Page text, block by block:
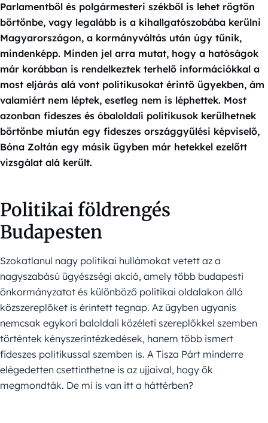
Parlamentből és polgármesteri székből is lehet rögtön
börtönbe, vagy legalább is a kihallgatószobába kerülni
Magyarországon, a kormányváltás után úgy tűnik,
mindenképp. Minden jel arra mutat, hogy a hatóságok
már korábban is rendelkeztek terhelő információkkal a
most eljárás alá vont politikusokat érintő ügyekben, ám
valamiért nem léptek, esetleg nem is léphettek. Most
azonban fideszes és óbaloldali politikusok kerülhetnek
börtönbe miután egy fideszes országgyűlési képviselő,
Bóna Zoltán egy másik ügyben már hetekkel ezelőtt
vizsgálat alá került.
Politikai földrengés
Budapesten
Szokatlanul nagy politikai hullámokat vetett az a
nagyszabású ügyészségi akció, amely több budapesti
önkormányzatot és különböző politikai oldalakon álló
közszereplőket is érintett tegnap. Az ügyben ugyanis
nemcsak egykori baloldali közéleti szereplőkkel szemben
történtek kényszerintézkedések, hanem több ismert
fideszes politikussal szemben is. A Tisza Párt minderre
elégedetten csettinthetne is az ujjaival, hogy ők
megmondták. De mi is van itt a háttérben?